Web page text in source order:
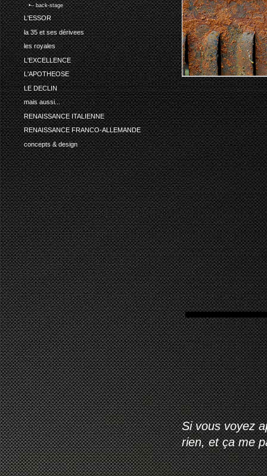
•-- back-stage
L'ESSOR
la 35 et ses dérivees
les royales
L'EXCELLENCE
L'APOTHEOSE
LE DECLIN
mais aussi...
RENAISSANCE ITALIENNE
RENAISSANCE FRANCO-ALLEMANDE
concepts & design
Si vous voyez
rien, et ça me